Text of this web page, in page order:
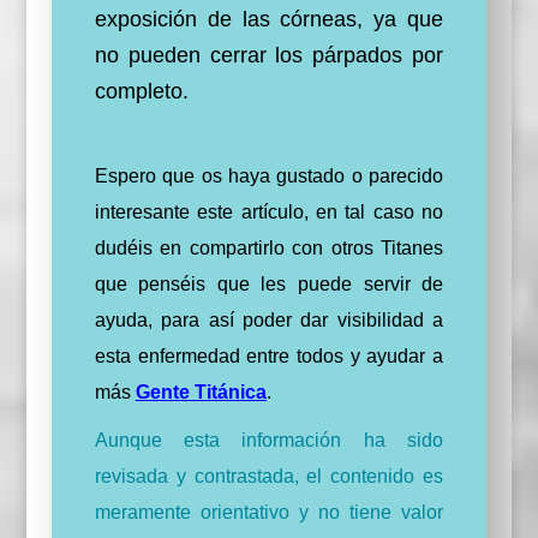
exposición de las córneas, ya que
no pueden cerrar los párpados por
completo.
Espero que os haya gustado o parecido
interesante este artículo, en tal caso no
dudéis en compartirlo con otros Titanes
que penséis que les puede servir de
ayuda, para así poder dar visibilidad a
esta enfermedad entre todos y ayudar a
más Gente Titánica.
Aunque esta información ha sido
revisada y contrastada, el contenido es
meramente orientativo y no tiene valor